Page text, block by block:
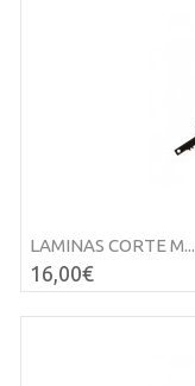
LAMINAS CORTE M...
16,00€